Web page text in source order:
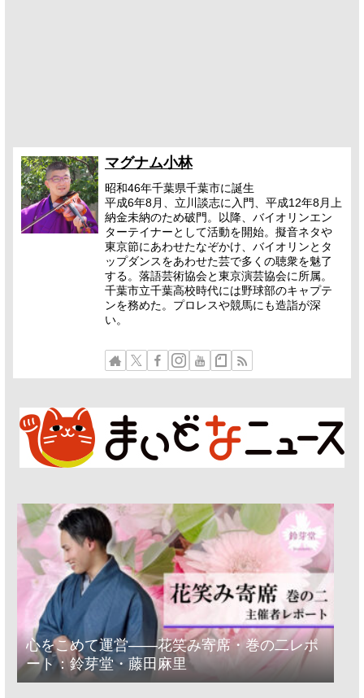
マグナム小林
昭和46年千葉県千葉市に誕生
平成6年8月、立川談志に入門、平成12年8月上
納金未納のため破門。以降、バイオリンエン
ターテイナーとして活動を開始。擬音ネタや
東京節にあわせたなぞかけ、バイオリンとタ
ップダンスをあわせた芸で多くの聴衆を魅了
する。落語芸術協会と東京演芸協会に所属。
千葉市立千葉高校時代には野球部のキャプテ
ンを務めた。プロレスや競馬にも造詣が深
い。
心をこめて運営――花笑み寄席・巻の二レポ
ート：鈴芽堂・藤田麻里